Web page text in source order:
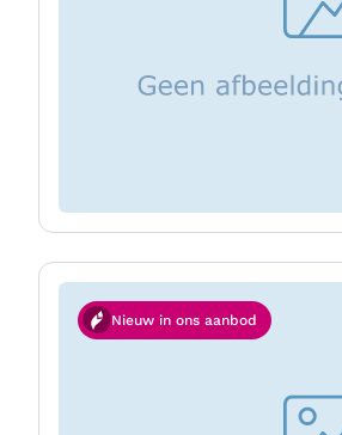
Nieuw in ons aanbod